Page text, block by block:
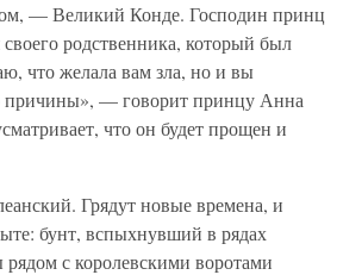
— Великий Конде. Господин принц
родственника, который был
что желала вам зла, но и вы
причины», — говорит принцу Анна
что он будет прощен и
Грядут новые времена, и
бунт, вспыхнувший в рядах
рядом с королевскими воротами